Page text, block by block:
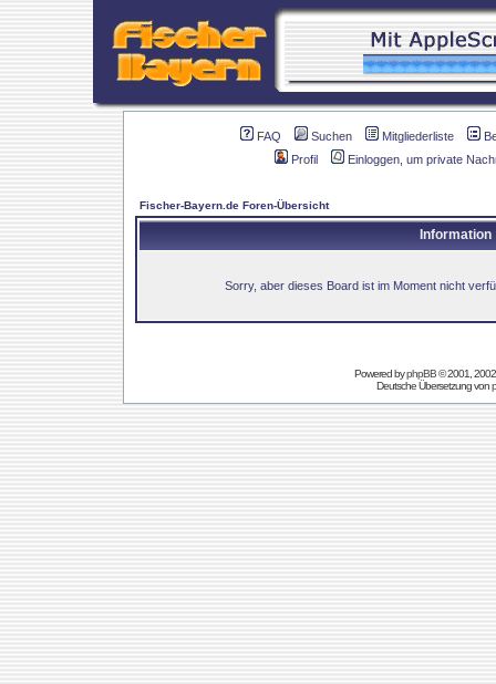
FAQ Suchen Mitgliederliste
Profil
Einloggen, um private
Fischer-Bayern.de Foren-Übersicht
Information
Sorry, aber dieses Board ist im Moment nicht
Powered byphpBB© 2001,
Deutsche Übersetzung von